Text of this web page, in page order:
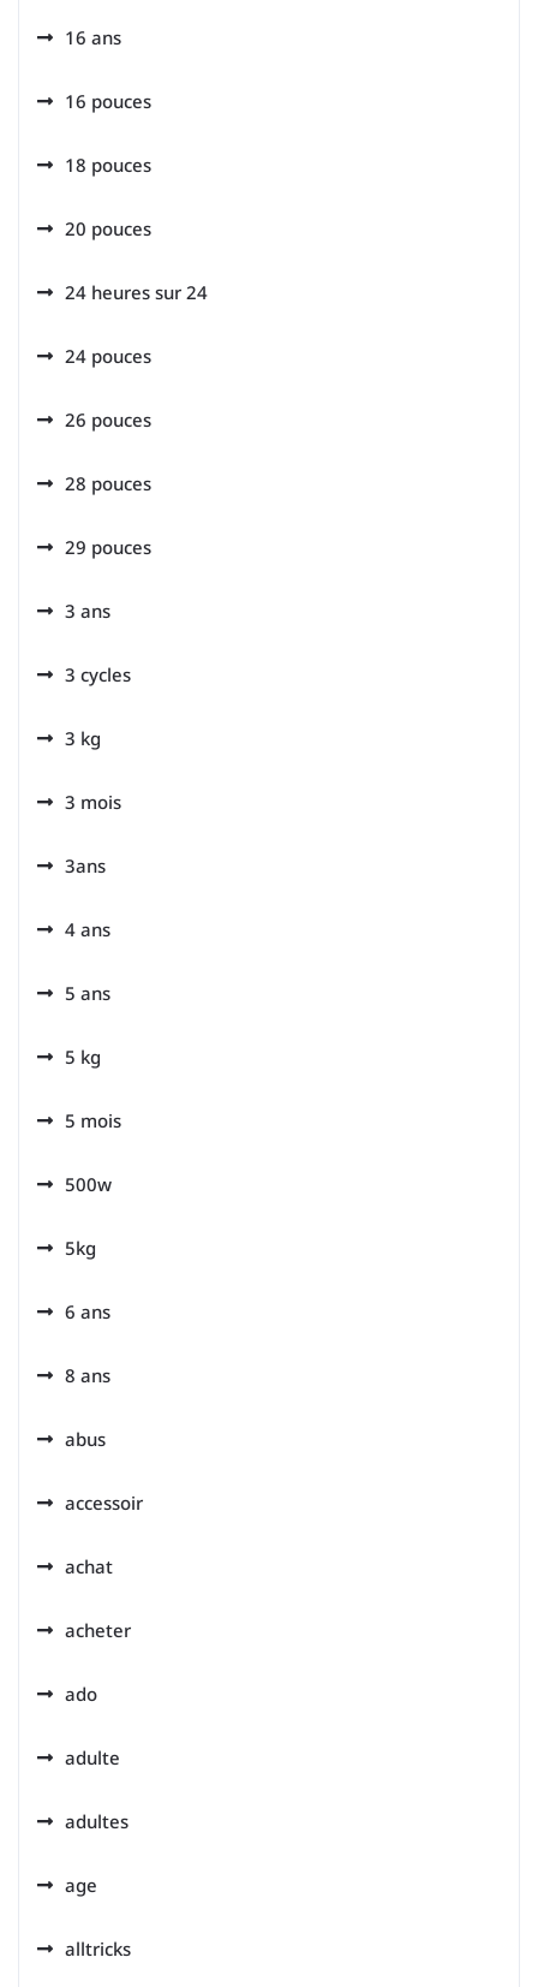
16 ans
16 pouces
18 pouces
20 pouces
24 heures sur 24
24 pouces
26 pouces
28 pouces
29 pouces
3 ans
3 cycles
3 kg
3 mois
3ans
4 ans
5 ans
5 kg
5 mois
500w
5kg
6 ans
8 ans
abus
accessoir
achat
acheter
ado
adulte
adultes
age
alltricks